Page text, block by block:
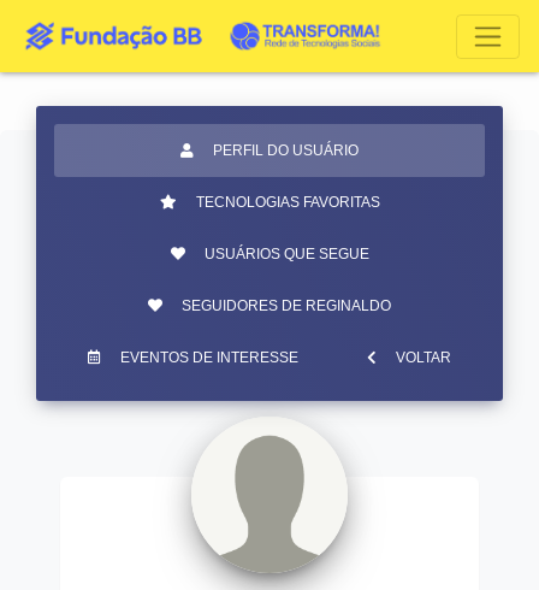
PERFIL DO USUÁRIO
TECNOLOGIAS FAVORITAS
USUÁRIOS QUE SEGUE
SEGUIDORES DE REGINALDO
EVENTOS DE INTERESSE VOLTAR